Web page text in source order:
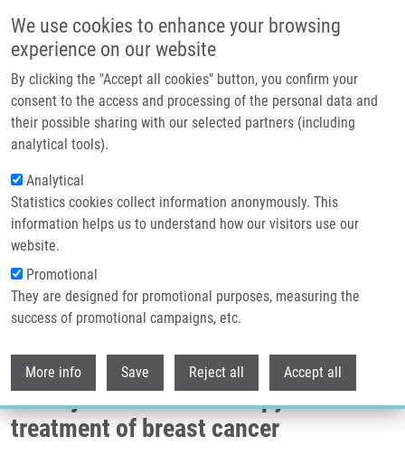
We use cookies to enhance your browsing
experience on our website
By clicking the "Accept all cookies" button, you confirm your
consent to the access and processing of the personal data and
their possible sharing with our selected partners (including
analytical tools).
Analytical
Statistics cookies collect information anonymously. This
information helps us to understand how our visitors use our
website.
Promotional
They are designed for promotional purposes, measuring the
success of promotional campaigns, etc.
More info Save Reject all Accept all
Header image
Drobečková navigace
Domů
Sentinel Node Biopsy And Neoadjuvant Chemotherapy In The Treatment
Of Breast Cancer
Sentinel node biopsy and
neoadjuvant chemotherapy in the
treatment of breast cancer